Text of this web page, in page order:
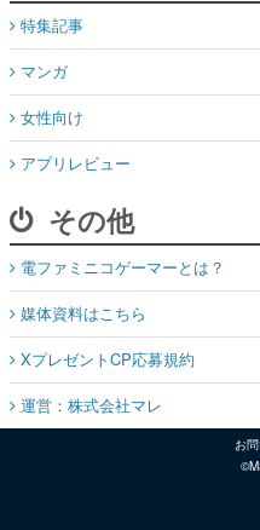
特集記事
マンガ
女性向け
アプリレビュー
その他
電ファミニコゲーマーとは？
媒体資料はこちら
XプレゼントCP応募規約
運営：株式会社マレ
お